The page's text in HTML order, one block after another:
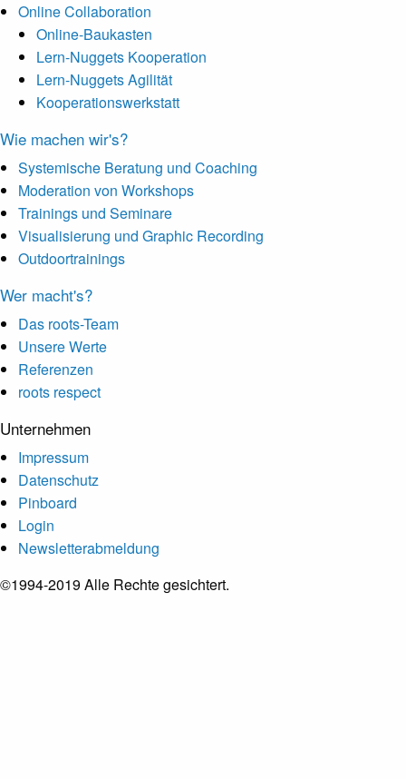
Online Collaboration
Online-Baukasten
Lern-Nuggets Kooperation
Lern-Nuggets Agilität
Kooperationswerkstatt
Wie machen wir's?
Systemische Beratung und Coaching
Moderation von Workshops
Trainings und Seminare
Visualisierung und Graphic Recording
Outdoortrainings
Wer macht's?
Das roots-Team
Unsere Werte
Referenzen
roots respect
Unternehmen
Impressum
Datenschutz
Pinboard
Login
Newsletterabmeldung
©1994-2019 Alle Rechte gesichtert.